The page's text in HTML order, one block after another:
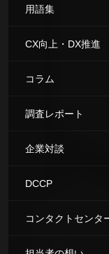
用語集
CX向上・DX推進
コラム
調査レポート
企業対談
DCCP
コンタクトセンタ